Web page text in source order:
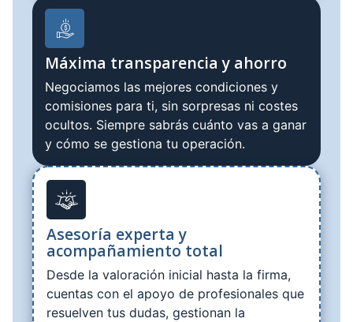
Máxima transparencia y ahorro
Negociamos las mejores condiciones y
comisiones para ti, sin sorpresas ni costes
ocultos. Siempre sabrás cuánto vas a ganar
y cómo se gestiona tu operación.
Asesoría experta y
acompañamiento total
Desde la valoración inicial hasta la firma,
cuentas con el apoyo de profesionales que
resuelven tus dudas, gestionan la